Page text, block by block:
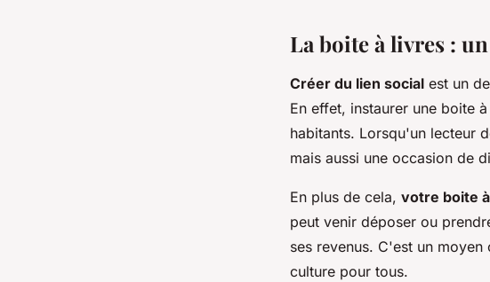
La boite à livres :
Créer du lien social est un
En effet, instaurer une boite
habitants. Lorsqu'un lecteur
mais aussi une occasion de
En plus de cela, votre boite
peut venir déposer ou
ses revenus. C'est un
culture pour tous.